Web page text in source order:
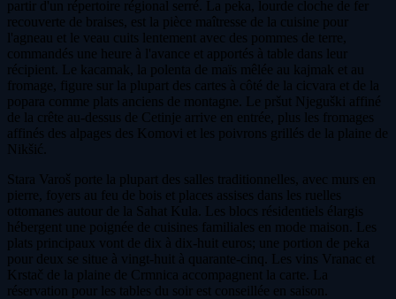
partir d'un répertoire régional serré. La peka, lourde cloche de fer
recouverte de braises, est la pièce maîtresse de la cuisine pour
l'agneau et le veau cuits lentement avec des pommes de terre,
commandés une heure à l'avance et apportés à table dans leur
récipient. Le kacamak, la polenta de maïs mêlée au kajmak et au
fromage, figure sur la plupart des cartes à côté de la cicvara et de la
popara comme plats anciens de montagne. Le pršut Njeguški affiné
de la crête au-dessus de Cetinje arrive en entrée, plus les fromages
affinés des alpages des Komovi et les poivrons grillés de la plaine de
Nikšić.
Stara Varoš porte la plupart des salles traditionnelles, avec murs en
pierre, foyers au feu de bois et places assises dans les ruelles
ottomanes autour de la Sahat Kula. Les blocs résidentiels élargis
hébergent une poignée de cuisines familiales en mode maison. Les
plats principaux vont de dix à dix-huit euros; une portion de peka
pour deux se situe à vingt-huit à quarante-cinq. Les vins Vranac et
Krstač de la plaine de Crmnica accompagnent la carte. La
réservation pour les tables du soir est conseillée en saison.